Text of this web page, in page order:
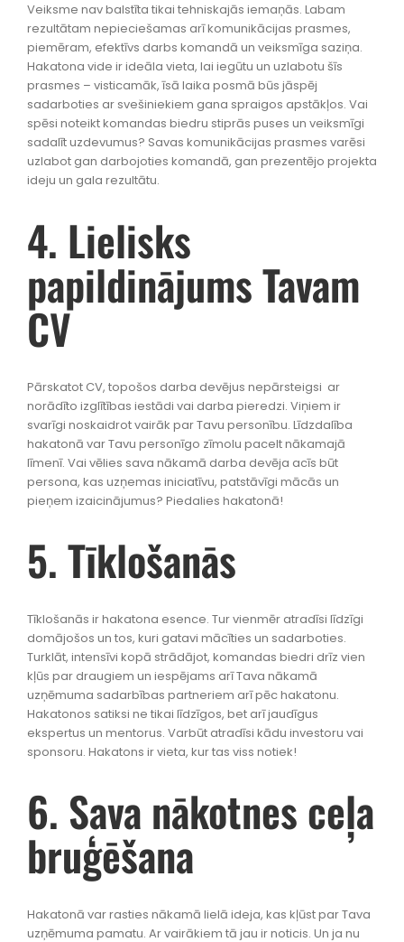
Veiksme nav balstīta tikai tehniskajās iemaņās. Labam
rezultātam nepieciešamas arī komunikācijas prasmes,
piemēram, efektīvs darbs komandā un veiksmīga saziņa.
Hakatona vide ir ideāla vieta, lai iegūtu un uzlabotu šīs
prasmes – visticamāk, īsā laika posmā būs jāspēj
sadarboties ar svešiniekiem gana spraigos apstākļos. Vai
spēsi noteikt komandas biedru stiprās puses un veiksmīgi
sadalīt uzdevumus? Savas komunikācijas prasmes varēsi
uzlabot gan darbojoties komandā, gan prezentējo projekta
ideju un gala rezultātu.
4. Lielisks
papildinājums Tavam
CV
Pārskatot CV, topošos darba devējus nepārsteigsi ar
norādīto izglītības iestādi vai darba pieredzi. Viņiem ir
svarīgi noskaidrot vairāk par Tavu personību. Līdzdalība
hakatonā var Tavu personīgo zīmolu pacelt nākamajā
līmenī. Vai vēlies sava nākamā darba devēja acīs būt
persona, kas uzņemas iniciatīvu, patstāvīgi mācās un
pieņem izaicinājumus? Piedalies hakatonā!
5. Tīklošanās
Tīklošanās ir hakatona esence. Tur vienmēr atradīsi līdzīgi
domājošos un tos, kuri gatavi mācīties un sadarboties.
Turklāt, intensīvi kopā strādājot, komandas biedri drīz vien
kļūs par draugiem un iespējams arī Tava nākamā
uzņēmuma sadarbības partneriem arī pēc hakatonu.
Hakatonos satiksi ne tikai līdzīgos, bet arī jaudīgus
ekspertus un mentorus. Varbūt atradīsi kādu investoru vai
sponsoru. Hakatons ir vieta, kur tas viss notiek!
6. Sava nākotnes ceļa
bruģēšana
Hakatonā var rasties nākamā lielā ideja, kas kļūst par Tava
uzņēmuma pamatu. Ar vairākiem tā jau ir noticis. Un ja nu